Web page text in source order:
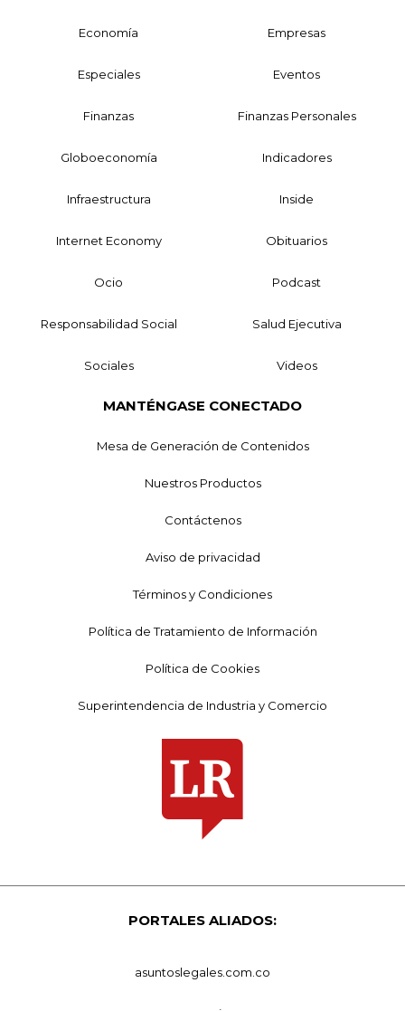
Economía Empresas
Especiales Eventos
Finanzas Finanzas Personales
Globoeconomía Indicadores
Infraestructura Inside
Internet Economy Obituarios
Ocio Podcast
Responsabilidad Social Salud Ejecutiva
Sociales Videos
MANTÉNGASE CONECTADO
Mesa de Generación de Contenidos
Nuestros Productos
Contáctenos
Aviso de privacidad
Términos y Condiciones
Política de Tratamiento de Información
Política de Cookies
Superintendencia de Industria y Comercio
PORTALES ALIADOS:
asuntoslegales.com.co